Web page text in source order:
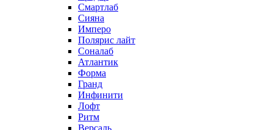
Смартлаб
Сияна
Имперо
Полярис лайт
Соналаб
Атлантик
Форма
Гранд
Инфинити
Лофт
Ритм
Версаль